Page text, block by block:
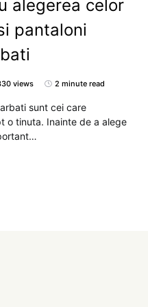
alegerea celor
pantaloni
views 2 minute read
sunt cei care
o tinuta. Inainte de a alege